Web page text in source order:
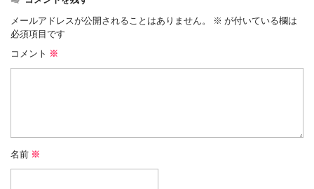
メールアドレスが公開されることはありません。 ※ が付いている欄は
必須項目です
コメント ※
名前 ※